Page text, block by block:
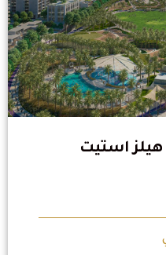
هيلز استيت